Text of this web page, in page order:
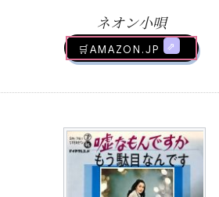
ネオン小唄
🛒AMAZON.jp